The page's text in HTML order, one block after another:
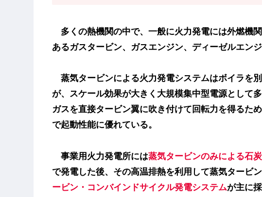
多くの熱機関の中で、一般に火力発電には外燃機
あるガスタービン、 ガスエンジン、 ディーゼルエン
蒸気タービンによる火力発電システムはボイラを
が、スケール効果が大きく大規模集中型電源として多
ガスを直接タービン翼に吹き付けて回転力を得るた
で起動性能に優れている。
事業用火力発電所には蒸気タービンのみによる石
で発電した後、その高温排熱を利用して蒸気タービ
ービン・コンバインドサイクル発電システムが主に